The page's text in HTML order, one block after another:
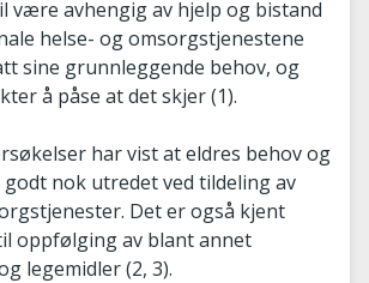
være avhengig av hjelp og bistand
helse- og omsorgstjenestene
sine grunnleggende behov, og
å påse at det skjer (1).
har vist at eldres behov og
nok utredet ved tildeling av
Det er også kjent
oppfølging av blant annet
legemidler (2, 3).